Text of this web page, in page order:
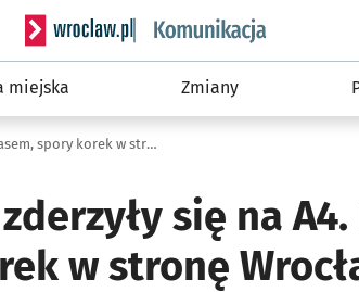
Serwis informacyjny wroclaw.pl podserwis:
miejska Zmiany
Trzy samochody zderzyły się na A4. Ruch jednym pasem, spory korek w stronę Wrocławia
się na
w stronę